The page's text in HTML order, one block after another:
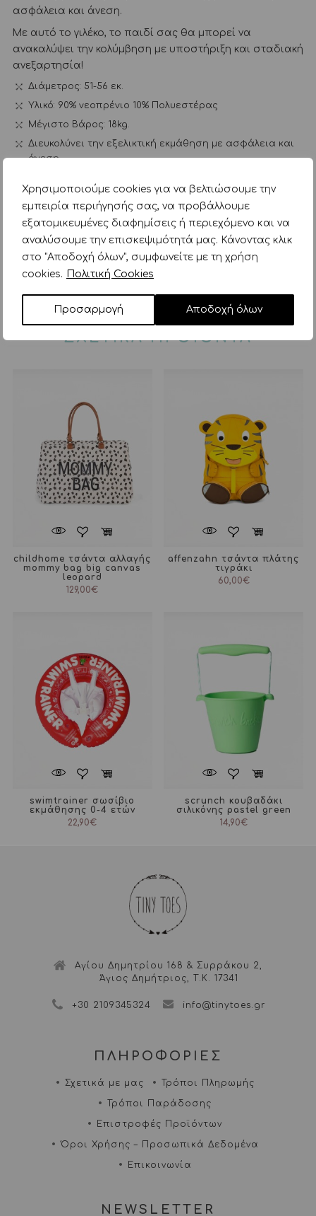
Χρησιμοποιούμε cookies για να βελτιώσουμε την
εμπειρία περιήγησής σας, να προβάλλουμε
εξατομικευμένες διαφημίσεις ή περιεχόμενο και να
αναλύσουμε την επισκεψιμότητά μας. Κάνοντας κλικ
στο "Αποδοχή όλων", συμφωνείτε με τη χρήση
cookies. Πολιτική Cookies
Προσαρμογή Αποδοχή όλων
ασφάλεια και άνεση.
Με αυτό το γιλέκο, το παιδί σας θα μπορεί να
ανακαλύψει την κολύμβηση με υποστήριξη και σταδιακή
ανεξαρτησία!
Διάμετρος: 51-56 εκ.
Υλικό: 90% νεοπρένιο 10% Πολυεστέρας
Μέγιστο Βάρος: 18kg.
Διευκολύνει την εξελικτική εκμάθηση με ασφάλεια και
άνεση
αφήνετε χωρίς επίβλεψη. Αυτό είναι ένα βοήθημα
επίπλευσης και όχι σωσίβιο.
Summer Αξεσουάρ
Αξεσουάρ παραλίας
Μπρατσάκια - Σωσίβια
ΣΧΕΤΙΚΑ ΠΡΟΪΟΝΤΑ
childhome τσάντα αλλαγής
mommy bag big canvas
leopard
129,00€
affenzahn τσάντα πλάτης
τιγράκι
60,00€
swimtrainer σωσίβιο
εκμάθησης 0-4 ετών
22,90€
scrunch κουβαδάκι
σιλικόνης pastel green
14,90€
Αγίου Δημητρίου 168 & Συρράκου 2,
Άγιος Δημήτριος, Τ.Κ. 17341
+30 2109345324 info@tinytoes.gr
ΠΛΗΡΟΦΟΡΙΕΣ
Σχετικά με μας Τρόποι Πληρωμής
Τρόποι Παράδοσης
Επιστροφές Προϊόντων
Όροι Χρήσης – Προσωπικά Δεδομένα
Επικοινωνία
NEWSLETTER